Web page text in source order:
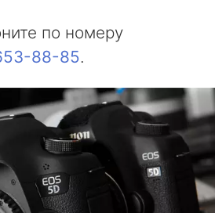
по номеру
88-85.